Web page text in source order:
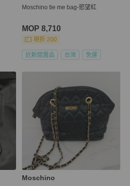
Moschino tie me bag-慾望紅
MOP 8,710
現折 200
近新閒置品 台灣 免運
Moschino